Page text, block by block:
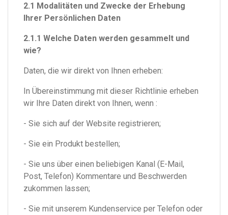
2.1 Modalitäten und Zwecke der Erhebung
Ihrer Persönlichen Daten
2.1.1 Welche Daten werden gesammelt und
wie?
Daten, die wir direkt von Ihnen erheben:
In Übereinstimmung mit dieser Richtlinie erheben
wir Ihre Daten direkt von Ihnen, wenn :
- Sie sich auf der Website registrieren;
- Sie ein Produkt bestellen;
- Sie uns über einen beliebigen Kanal (E-Mail,
Post, Telefon) Kommentare und Beschwerden
zukommen lassen;
- Sie mit unserem Kundenservice per Telefon oder